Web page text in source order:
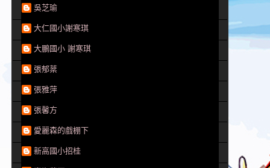
吳芝瑜
大仁國小謝寒琪
大鵬國小 謝寒琪
張郁棻
張雅萍
張馨方
愛麗森的戲棚下
新高國小招桂